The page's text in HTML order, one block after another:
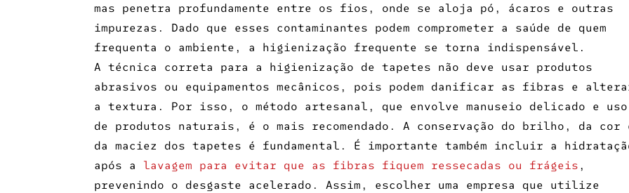
mas penetra profundamente entre os fios, onde se aloja pó, ácaros e outras
impurezas. Dado que esses contaminantes podem comprometer a saúde de quem
frequenta o ambiente, a higienização frequente se torna indispensável.
A técnica correta para a higienização de tapetes não deve usar produtos
abrasivos ou equipamentos mecânicos, pois podem danificar as fibras e
a textura. Por isso, o método artesanal, que envolve manuseio delicado e uso
de produtos naturais, é o mais recomendado. A conservação do brilho, da cor
da maciez dos tapetes é fundamental. É importante também incluir a
após a lavagem para evitar que as fibras fiquem ressecadas ou frágeis ,
prevenindo o desgaste acelerado. Assim, escolher uma empresa que utilize